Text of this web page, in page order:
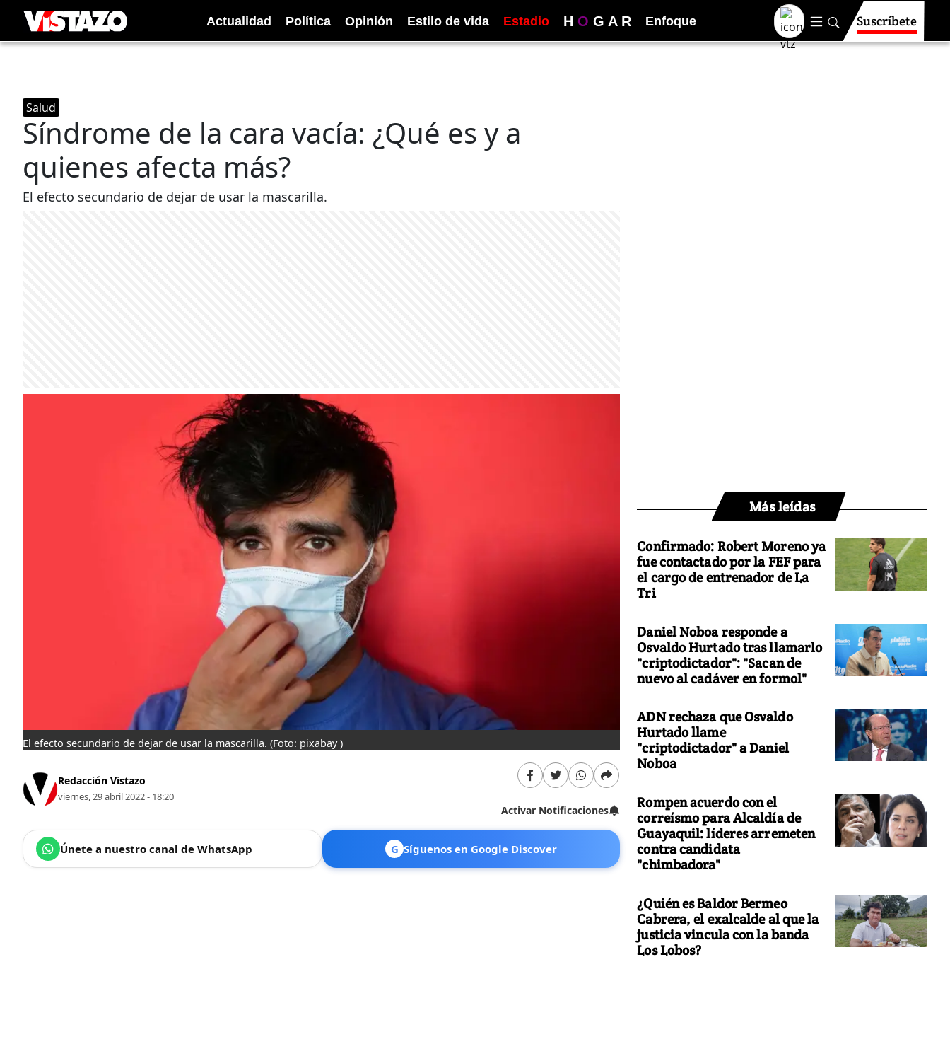
Actualidad Política Opinión Estilo de vida Estadio H O G A R Enfoque Suscríbete
Salud
Síndrome de la cara vacía: ¿Qué es y a
quienes afecta más?
El efecto secundario de dejar de usar la mascarilla.
El efecto secundario de dejar de usar la mascarilla. (Foto: pixabay )
Redacción Vistazo
viernes, 29 abril 2022 - 18:20
Activar Notificaciones
Únete a nuestro canal de WhatsApp G Síguenos en Google Discover
Más leídas
Confirmado: Robert Moreno ya
fue contactado por la FEF para
el cargo de entrenador de La
Tri
Daniel Noboa responde a
Osvaldo Hurtado tras llamarlo
"criptodictador": "Sacan de
nuevo al cadáver en formol"
ADN rechaza que Osvaldo
Hurtado llame
"criptodictador" a Daniel
Noboa
Rompen acuerdo con el
correísmo para Alcaldía de
Guayaquil: líderes arremeten
contra candidata
"chimbadora"
¿Quién es Baldor Bermeo
Cabrera, el exalcalde al que la
justicia vincula con la banda
Los Lobos?